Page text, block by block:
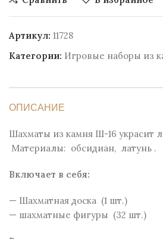
Артикул: 11728
Категории: Игровые наборы из
ОПИСАНИЕ
Шахматы из камня Ш-16 украсит
Материалы: обсидиан, латунь .
Включает в себя:
— Шахматная доска (1 шт.)
— шахматные фигуры (32 шт.)